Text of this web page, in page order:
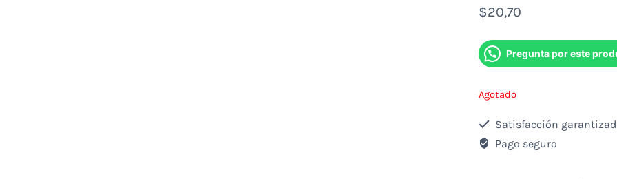
$20,70
Pregunta por este
Agotado
Satisfacción
Pago seguro